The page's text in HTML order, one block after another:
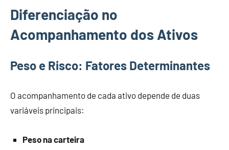
Diferenciação no
Acompanhamento dos Ativos
Peso e Risco: Fatores Determinantes
O acompanhamento de cada ativo depende de duas
variáveis principais:
Peso na carteira